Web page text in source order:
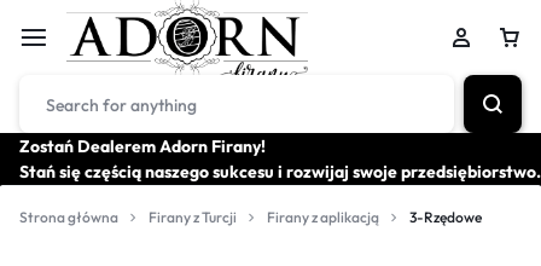
Zostań Dealerem Adorn Firany!
Stań się częścią naszego sukcesu i rozwijaj swoje przedsiębiorstwo.
Strona główna Firany z Turcji Firany z aplikacją 3-Rzędowe